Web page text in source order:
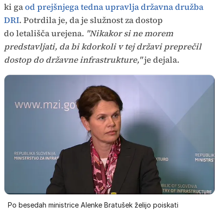
ki gaod prejšnjega tedna upravlja državna družba
DRI. Potrdila je, da je služnost za dostop
do letališča urejena. "Nikakor si ne morem
predstavljati, da bi kdorkoli v tej državi preprečil
dostop do državne infrastrukture,"je dejala.
Po besedah ministrice Alenke Bratušek želijo poiskati